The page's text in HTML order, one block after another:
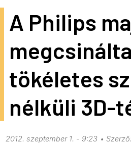
A Philips
tökéletes
nélküli 3D-
2012. szeptember 1. - 9:23